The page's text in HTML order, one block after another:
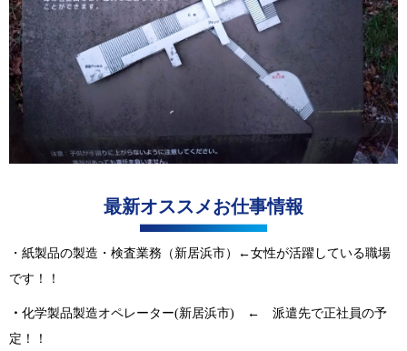
最新オススメお仕事情報
・紙製品の製造・検査業務（新居浜市）←女性が活躍している職場
です！！
・ 化学製品製造オペレーター(新居浜市) ← 派遣先で正社員の予
定！！